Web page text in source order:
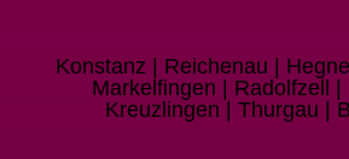
Konstanz | Reichenau | Hegne
Markelfingen | Radolfzell |
Kreuzlingen | Thurgau |